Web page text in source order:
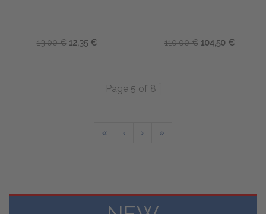
13,00 € 12,35 € 110,00 € 104,50 €
Page 5 of 8
« ‹ › »